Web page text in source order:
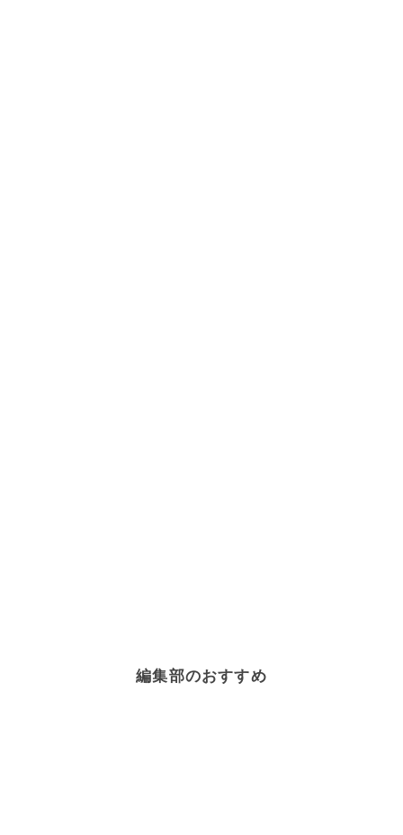
編集部のおすすめ